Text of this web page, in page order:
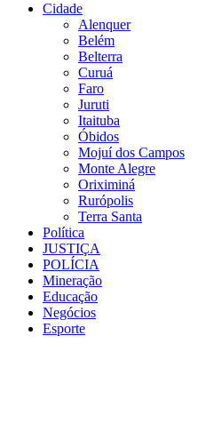
Cidade
Alenquer
Belém
Belterra
Curuá
Faro
Juruti
Itaituba
Óbidos
Mojuí dos Campos
Monte Alegre
Oriximiná
Rurópolis
Terra Santa
Política
JUSTIÇA
POLÍCIA
Mineração
Educação
Negócios
Esporte